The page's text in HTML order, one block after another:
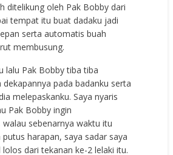
ditelikung oleh Pak Bobby dari
tempat itu buat dadaku jadi
serta automatis buah
membusung.
lalu Pak Bobby tiba tiba
pada badanku serta
melepaskanku. Saya nyaris
Pak Bobby ingin
walau sebenarnya waktu itu
harapan, saya sadar saya
dari tekanan ke-2 lelaki itu.